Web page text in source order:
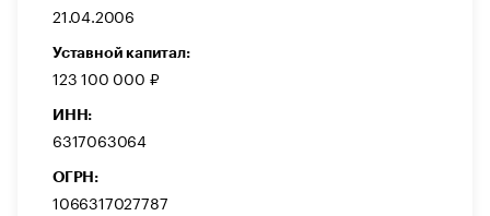
21.04.2006
Уставной капитал:
123 100 000 ₽
ИНН:
6317063064
ОГРН:
1066317027787